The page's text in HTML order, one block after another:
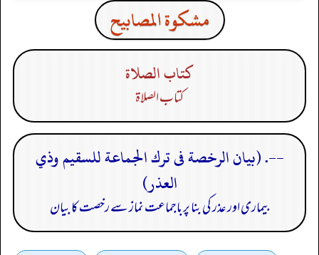
مشكوة المصابيح
كتاب الصلاة
كتاب الصلاة
--. (بيان الرخصة فى ترك الجماعة للسقيم وذي
العذر)
بیماری اور عذر کی بنا پر باجماعت نماز سے رخصت کا بیان